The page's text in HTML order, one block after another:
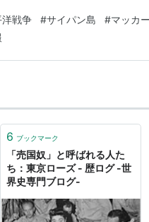
ざるを得ません。 過去に学ぶ
こうして新しい事実、新た…
洋戦争 #サイパン島 #マッカ
6 ブックマーク
「売国奴」と呼ばれる人た
ち：東京ローズ - 歴ログ -世
界史専門ブログ-